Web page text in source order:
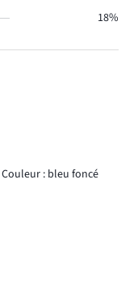
Couleur : bleu foncé
18%